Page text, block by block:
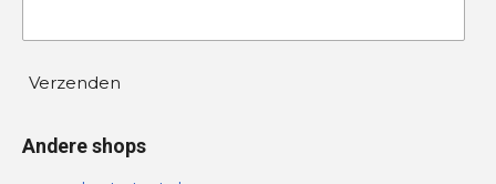
Verzenden
Andere shops